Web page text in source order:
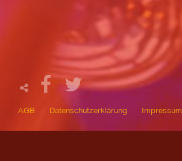
AGB Datenschutzerklärung Impressum